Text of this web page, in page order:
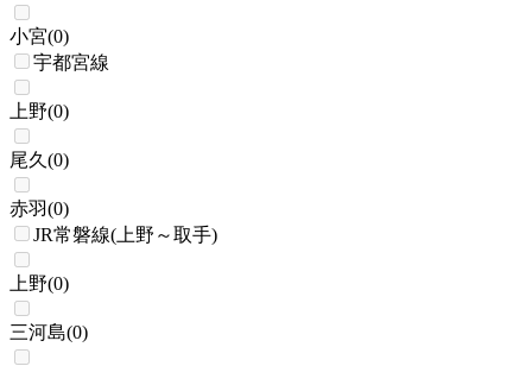
小宮(0)
宇都宮線
上野(0)
尾久 (0)
赤羽(0)
JR常磐線(上野～取手)
上野(0)
三河島(0)